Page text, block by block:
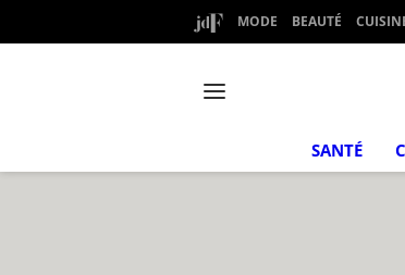
MODE BEAUTÉ
SANTÉ